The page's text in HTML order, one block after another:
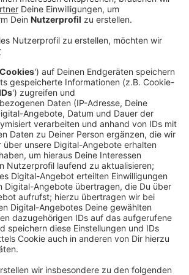
ist
am frühen Donnerstagmorgen
sie Schussgeräusche gehört
entdeckten die Beamten mehrere
in der Fassade eines
Zeugen berichteten, dass
den Schüssen ein Auto mit hoher
an dem Haus vorbeifuhr.